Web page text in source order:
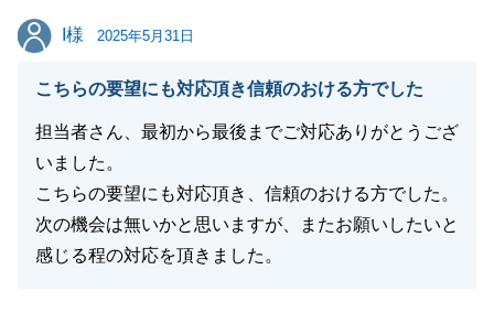
I様
I様 2025年5月31日
こちらの要望にも対応頂き信頼のおける方でした
担当者さん、最初から最後までご対応ありがとうござ
いました。
こちらの要望にも対応頂き、信頼のおける方でした。
次の機会は無いかと思いますが、またお願いしたいと
感じる程の対応を頂きました。